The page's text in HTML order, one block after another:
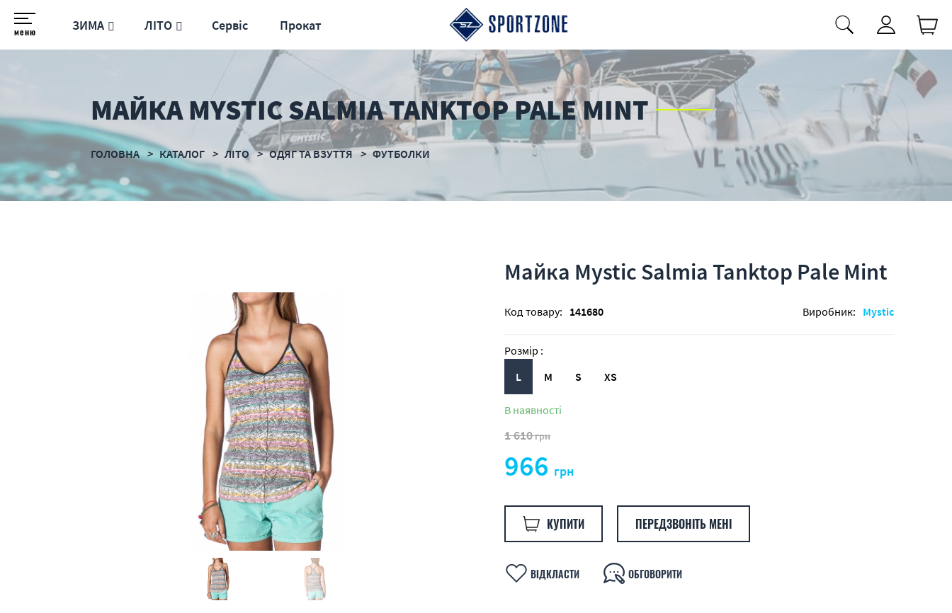
меню ЗИМА ЛІТО Сервіс Прокат
МАЙКА MYSTIC SALMIA TANKTOP PALE MINT
ГОЛОВНА КАТАЛОГ ЛІТО ОДЯГ ТА ВЗУТТЯ ФУТБОЛКИ
Майка Mystic Salmia Tanktop Pale Mint
Код товару: 141680 Виробник: Mystic
Розмір :
L
M S XS
В наявності
1 610грн
966 грн
КУПИТИ ПЕРЕДЗВОНІТЬ МЕНІ
ВІДКЛАСТИ ОБГОВОРИТИ